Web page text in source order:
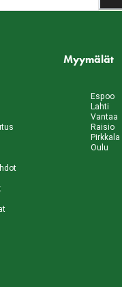
Myymälät
Espoo
Lahti
Vantaa
Raisio
Pirkkala
Oulu